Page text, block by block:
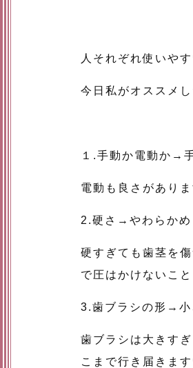
人それぞれ使いや
今日私がオススメ
１.手動か電動か→
電動も良さがあり
2.硬さ→やわらかめ
硬すぎても歯茎を
で圧はかけないこと
3.歯ブラシの形→小
歯ブラシは大きす
こまで行き届きま